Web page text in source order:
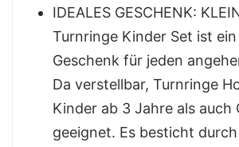
IDEALES GESCHENK:
Turnringe Kinder Set ist ein
Geschenk für jeden
Da verstellbar, Turnringe
Kinder ab 3 Jahre als auch
geeignet. Es besticht